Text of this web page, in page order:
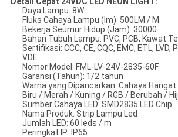
Daya Lampu: 8W
Fluks Cahaya Lampu (lm): 500LM / M.
Bekerja Seumur Hidup (Jam): 30000
Bahan Tubuh Lampu: PVC, PCB, Kawat
Sertifikasi: CCC, CE, CQC, EMC, ETL, LVD,
VDE
Nomor Model: FML-LV-24V-2835-60F
Garansi (Tahun): 1/2 tahun
Warna yang Dipancarkan: Cahaya
Biru / Merah / Kuning / RGB / Berubah /
Sumber Cahaya LED: SMD2835 LED Chip
Nama Produk: Strip Lampu Led
Jumlah LED: 60 leds / m
Peringkat IP: IP65